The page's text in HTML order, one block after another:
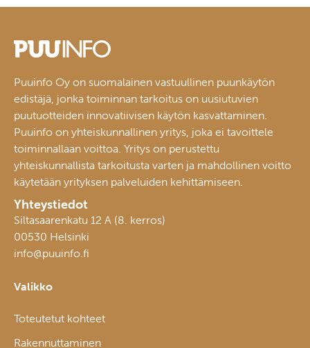
Puuinfo Oy on suomalainen vastuullinen puunkäytön
edistäjä, jonka toiminnan tarkoitus on uusiutuvien
puutuotteiden innovatiivisen käytön kasvattaminen.
Puuinfo on yhteiskunnallinen yritys, joka ei tavoittele
toiminnallaan voittoa. Yritys on perustettu
yhteiskunnallista tarkoitusta varten ja mahdollinen voitto
käytetään yrityksen palveluiden kehittämiseen.
Yhteystiedot
Siltasaarenkatu 12 A (8. kerros)
00530 Helsinki
info@puuinfo.fi
Valikko
Toteutetut kohteet
Rakennuttaminen